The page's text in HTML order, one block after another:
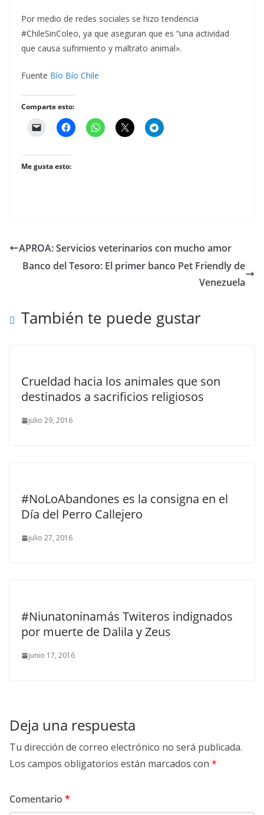
Por medio de redes sociales se hizo tendencia
#ChileSinColeo, ya que aseguran que es “una actividad
que causa sufrimiento y maltrato animal».
Fuente Bío Bío Chile
Comparte esto:
Me gusta esto:
APROA: Servicios veterinarios con mucho amor
Banco del Tesoro: El primer banco Pet Friendly de
Venezuela
También te puede gustar
Crueldad hacia los animales que son
destinados a sacrificios religiosos
julio 29, 2016
#NoLoAbandones es la consigna en el
Día del Perro Callejero
julio 27, 2016
#Niunatoninamás Twiteros indignados
por muerte de Dalila y Zeus
junio 17, 2016
Deja una respuesta
Tu dirección de correo electrónico no será publicada.
Los campos obligatorios están marcados con *
Comentario *